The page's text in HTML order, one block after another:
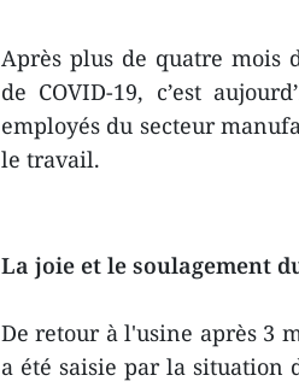
Après plus de quatre mois
de COVID-19, c’est
employés du secteur
le travail.
La joie et le soulagement
De retour à l'usine après 3
a été saisie par la situation